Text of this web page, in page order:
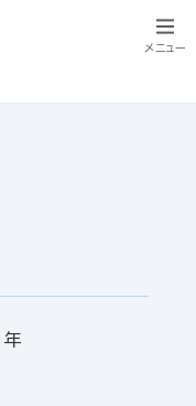
年
メニュー